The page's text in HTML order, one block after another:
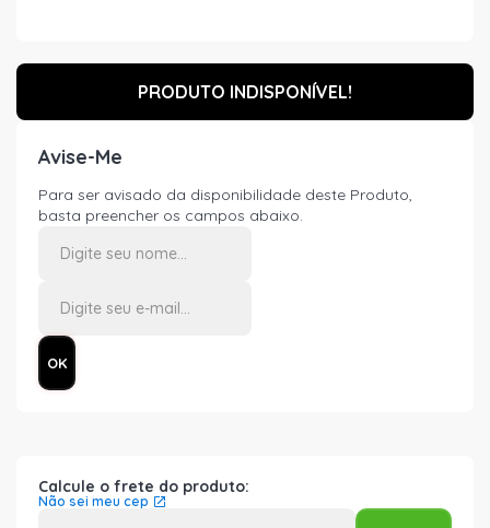
PRODUTO INDISPONÍVEL!
Avise-Me
Para ser avisado da disponibilidade deste Produto,
basta preencher os campos abaixo.
Calcule o frete do produto:
Não sei meu cep